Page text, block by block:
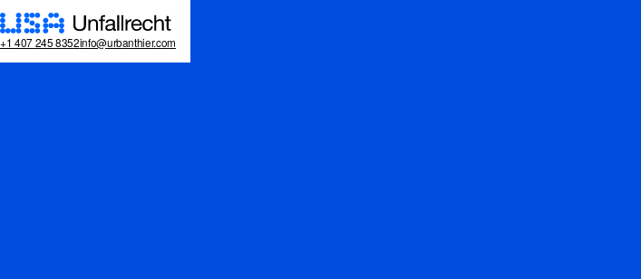
+1 407 245 8352info@urbanthier.com